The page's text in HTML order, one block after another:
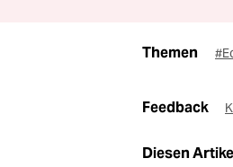
Themen
Feedback
Diesen